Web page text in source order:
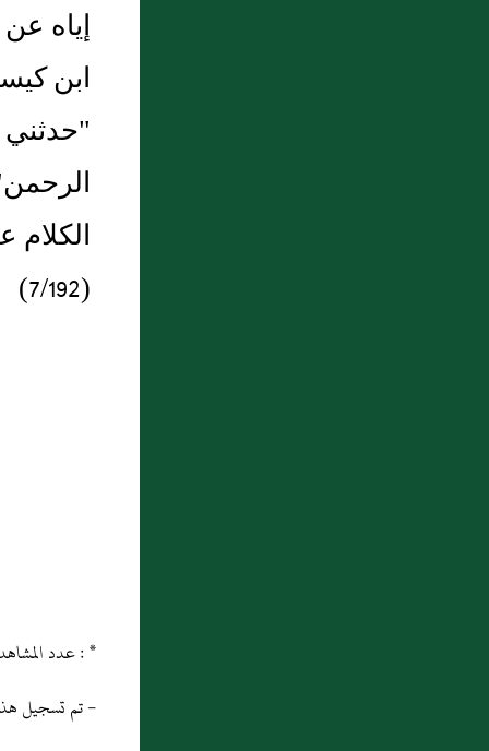
إياه
ابن
(7/192)
* : عدد المشاهدات و التنزيل منذ 19/10/
- تم تسجيل هذه